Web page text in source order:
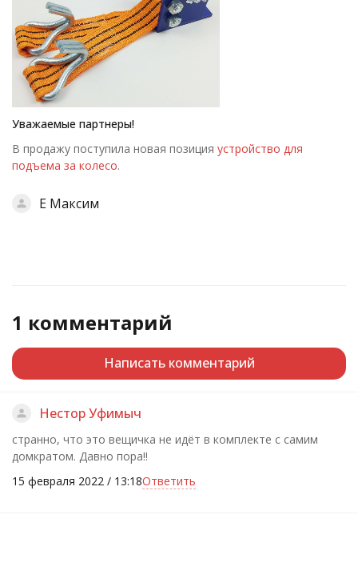
Уважаемые партнеры!
В продажу поступила новая позиция устройство для
подъема за колесо.
Е Максим
1 комментарий
Написать комментарий
Нестор Уфимыч
странно, что это вещичка не идёт в комплекте с самим
домкратом. Давно пора!!
15 февраля 2022 / 13:18Ответить